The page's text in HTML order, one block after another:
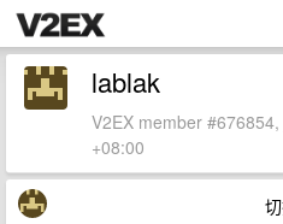
lablak
V2EX member
+08:00